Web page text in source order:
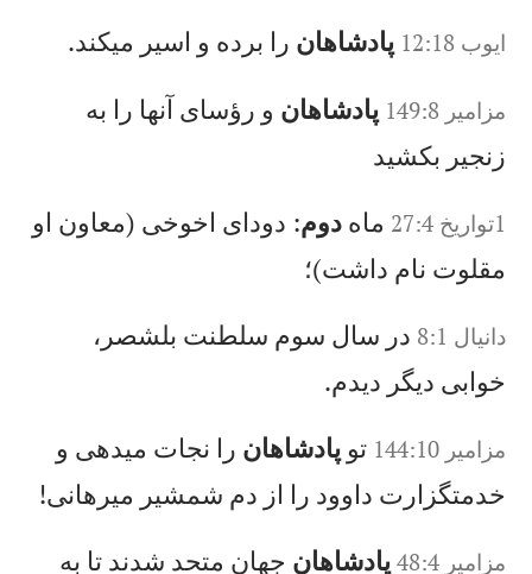
ايوب‌ 12:18 پادشاهان را برده و اسير میكند.
مزامير 149:8 پادشاهان و رؤسای آنها را به
زنجير بكشيد
1تواريخ 27:4 ماهدوم: دودای اخوخی (معاون او
مقلوت نام داشت)؛
دانيال‌ 8:1
در سال سوم سلطنت بلشصر،
خوابی ديگر ديدم.
مزامير 144:10 توپادشاهان را نجات میدهی و
خدمتگزارت داوود را از دم شمشير میرهانی!
مزامير 48:4 پادشاهان جهان متحد شدند تا به